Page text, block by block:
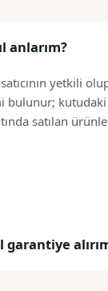
anlarım?
yetkili
bulunur;
satılan
garantiye